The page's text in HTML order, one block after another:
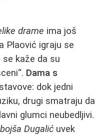
drame ima još
Plaović igraju se
se kaže da su
Dama s
dok jedni
drugi smatraju da
glumci neubedljivi.
Dugalić uvek